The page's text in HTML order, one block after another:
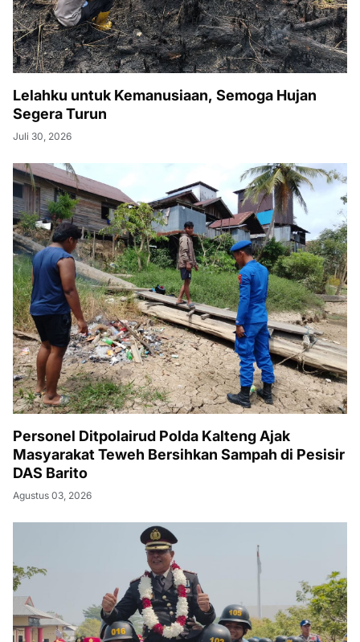
Lelahku untuk Kemanusiaan, Semoga Hujan
Segera Turun
Juli 30, 2026
Personel Ditpolairud Polda Kalteng Ajak
Masyarakat Teweh Bersihkan Sampah di Pesisir
DAS Barito
Agustus 03, 2026